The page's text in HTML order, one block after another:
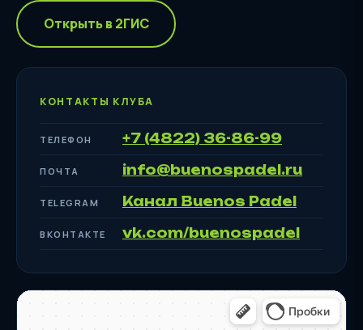
Открыть в 2ГИС
КОНТАКТЫ КЛУБА
ТЕЛЕФОН +7 (4822) 36-86-99
ПОЧТА info@buenospadel.ru
TELEGRAM Канал Buenos Padel
ВКОНТАКТЕ vk.com/buenospadel